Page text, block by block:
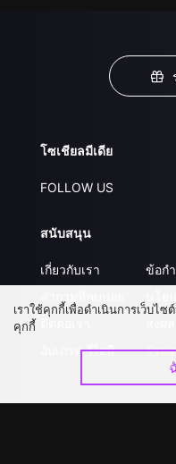
โซเชียลมีเดีย
FOLLOW US
สนับสนุน
เกี่ยวกับเรา
อัปเกรด วีไอพี
ข้อก
ร่วม
เราใช้คุกกี้เพื่อดำเนินการเว็บไ
คุกกี้